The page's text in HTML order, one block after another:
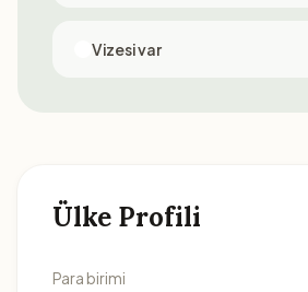
Vizesi var
Ülke Profili
Para birimi